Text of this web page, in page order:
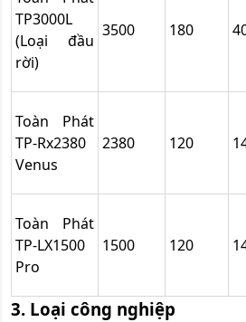
TP3000L
(Loại đầu
rời)
3500 180
Toàn Phát
TP-Rx2380
Venus
2380 120
Toàn Phát
TP-LX1500
Pro
1500 120
3. Loại công nghiệp